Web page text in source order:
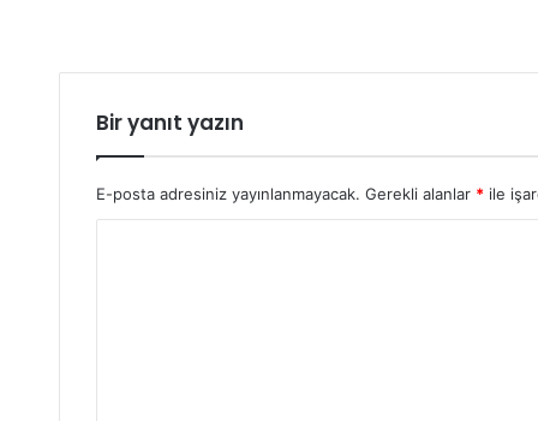
Bir yanıt yazın
E-posta adresiniz yayınlanmayacak. Gerekli alanlar *ile